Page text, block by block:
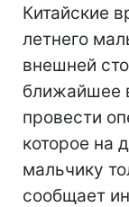
Китайские
летнего
внешней
ближайшее
провести
которое на
мальчику
сообщает